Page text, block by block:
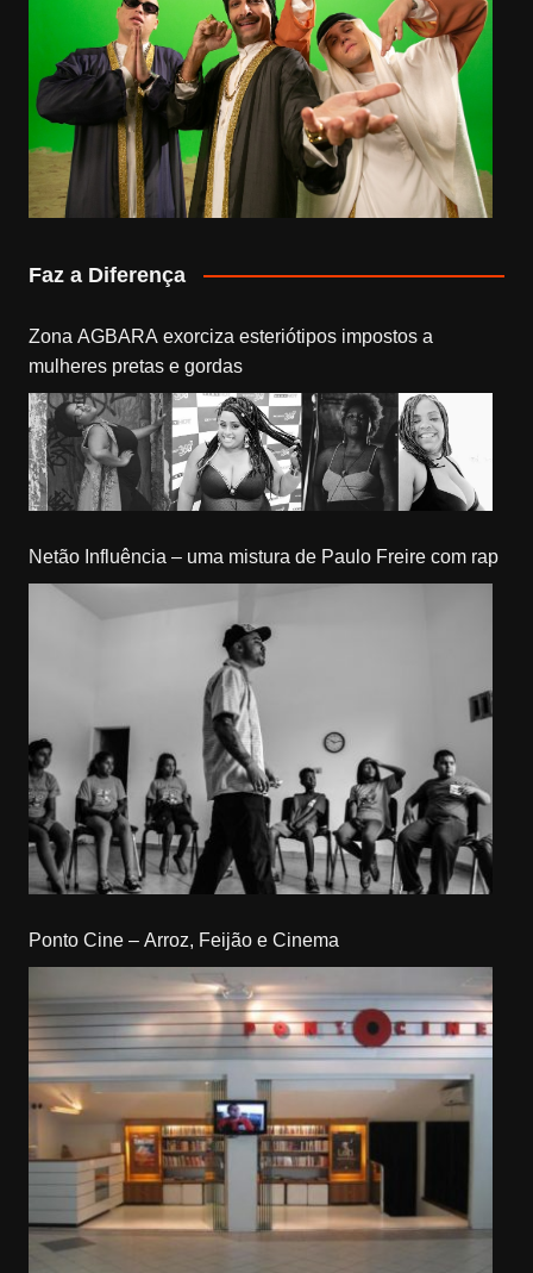
Faz a Diferença
Zona AGBARA exorciza esteriótipos impostos a
mulheres pretas e gordas
Netão Influência – uma mistura de Paulo Freire com rap
Ponto Cine – Arroz, Feijão e Cinema